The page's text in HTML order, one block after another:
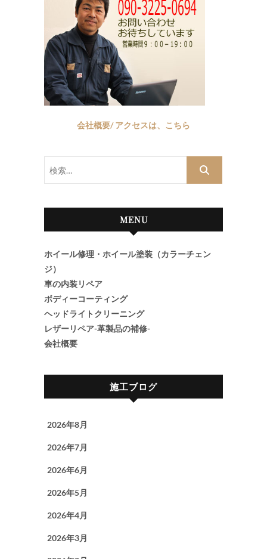
会社概要/ アクセスは、こちら
MENU
ホイール修理・ホイール塗装（カラーチェン
ジ）
車の内装リペア
ボディーコーティング
ヘッドライトクリーニング
レザーリペア-革製品の補修-
会社概要
施工ブログ
2026年8月
2026年7月
2026年6月
2026年5月
2026年4月
2026年3月